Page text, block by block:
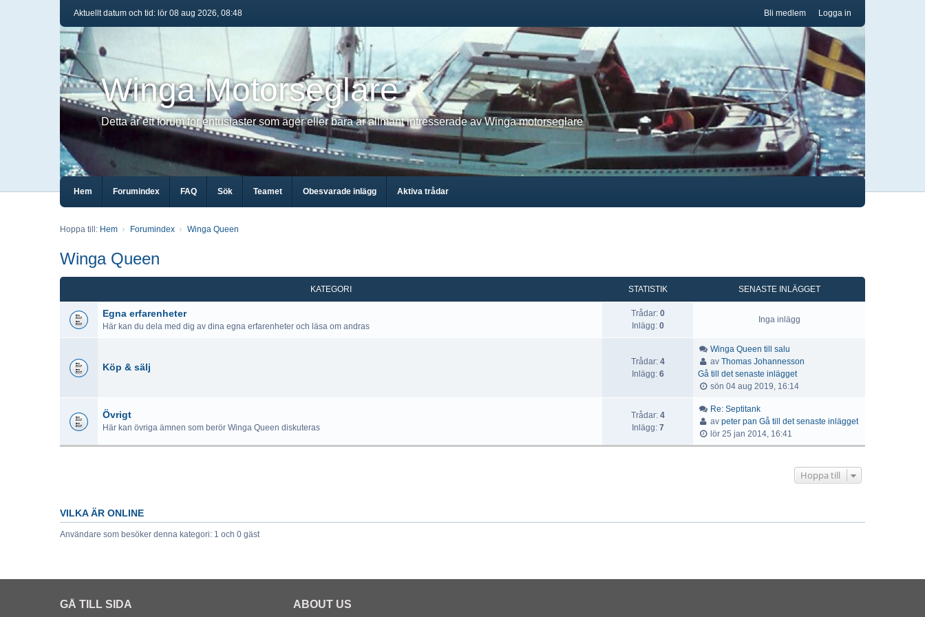
Logga in
Bli medlem
Aktuellt datum och tid: lör 08 aug 2026, 08:48
Winga Motorseglare
Detta är ett forum för entusiaster som äger eller bara är allmänt intresserade av Winga motorseglare
Hem Forumindex FAQ Sök Teamet Obesvarade inlägg Aktiva trådar
Hoppa till: Hem Forumindex Winga Queen
Winga Queen
KATEGORI STATISTIK SENASTE INLÄGGET
Egna erfarenheter
Här kan du dela med dig av dina egna erfarenheter och läsa om andras
Trådar: 0
Inlägg: 0
Inga inlägg
Köp & sälj Trådar: 4
Inlägg: 6
Winga Queen till salu
avThomas Johannesson
Gå till det senaste inlägget
sön 04 aug 2019, 16:14
Övrigt
Här kan övriga ämnen som berör Winga Queen diskuteras
Trådar: 4
Inlägg: 7
Re: Septitank
avpeter pan Gå till det senaste inlägget
lör 25 jan 2014, 16:41
Hoppa till
VILKA ÄR ONLINE
Användare som besöker denna kategori: 1 och 0 gäst
GÅ TILL SIDA ABOUT US